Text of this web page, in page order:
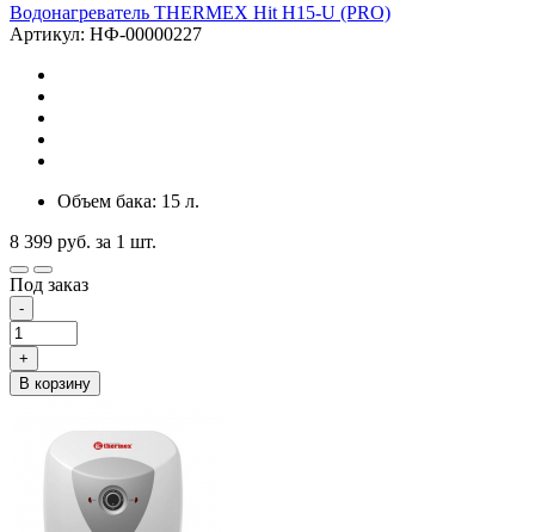
Водонагреватель THERMEX Hit H15-U (PRO)
Артикул: НФ-00000227
Объем бака: 15 л.
8 399 руб. за 1 шт.
Под заказ
-
+
В корзину